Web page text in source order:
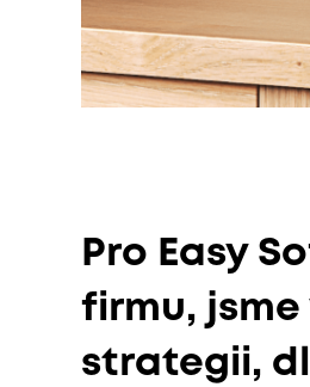
Pro Easy
firmu,
strategii,